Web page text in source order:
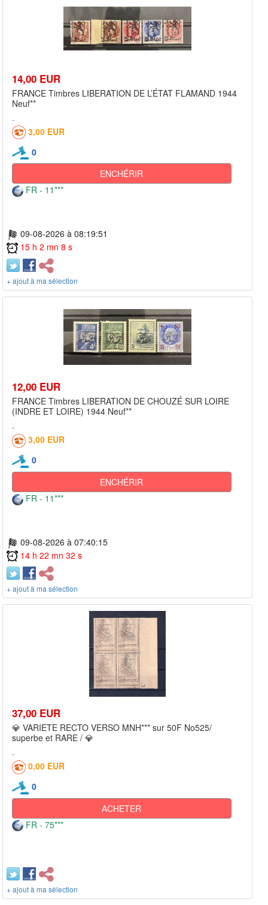
14,00 EUR
FRANCE Timbres LIBERATION DE L’ÉTAT FLAMAND 1944
Neuf**
3,00 EUR
0
ENCHÉRIR
FR - 11***
09-08-2026 à 08:19:51
15 h 2 mn 8 s
+ ajout à ma sélection
12,00 EUR
FRANCE Timbres LIBERATION DE CHOUZÉ SUR LOIRE
(INDRE ET LOIRE) 1944 Neuf**
3,00 EUR
0
ENCHÉRIR
FR - 11***
09-08-2026 à 07:40:15
14 h 22 mn 32 s
+ ajout à ma sélection
37,00 EUR
💎 VARIETE RECTO VERSO MNH*** sur 50F No525/
superbe et RARE / 💎
0,00 EUR
0
ACHETER
FR - 75***
+ ajout à ma sélection